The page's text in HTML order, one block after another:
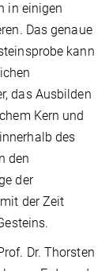
in einigen
Das genaue
kann
das Ausbilden
Kern und
des
den
der
der Zeit
Dr. Thorsten